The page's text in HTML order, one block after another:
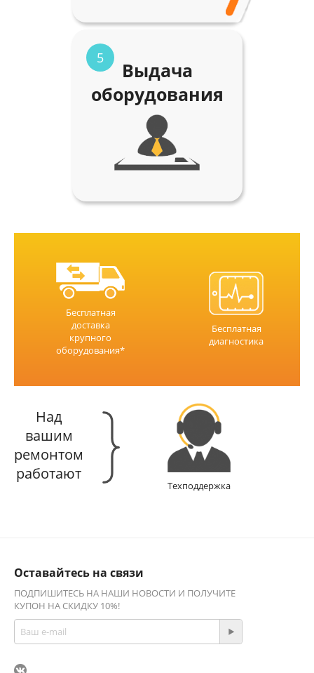
5
Выдача
оборудования
Бесплатная
доставка
крупного
оборудования*
Бесплатная
диагностика
Над
вашим
ремонтом
работают
Техподдержка
Оставайтесь на связи
ПОДПИШИТЕСЬ НА НАШИ НОВОСТИ И ПОЛУЧИТЕ
КУПОН НА СКИДКУ 10%!